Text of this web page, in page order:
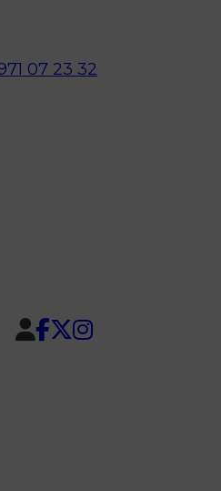
07 23 32